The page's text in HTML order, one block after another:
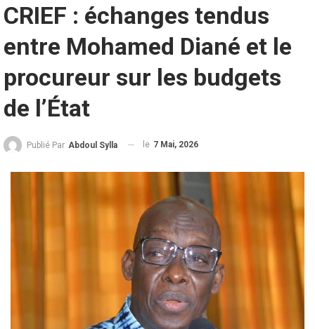
CRIEF : échanges tendus
entre Mohamed Diané et le
procureur sur les budgets
de l’État
Publié Par Abdoul Sylla le 7 Mai, 2026